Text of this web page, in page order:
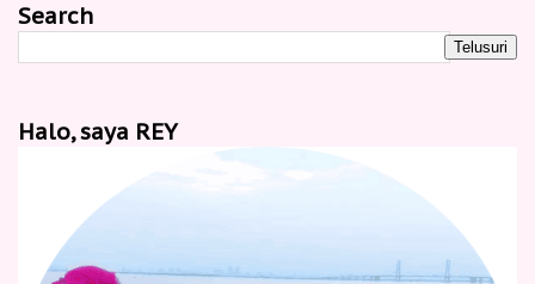
Search
Halo, saya REY